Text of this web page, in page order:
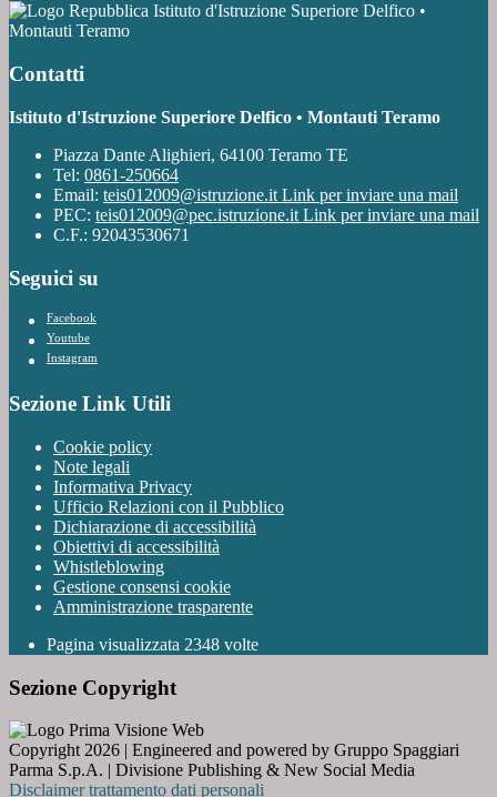
Istituto d'Istruzione Superiore Delfico •
Montauti Teramo
Contatti
Istituto d'Istruzione Superiore Delfico • Montauti Teramo
Piazza Dante Alighieri, 64100 Teramo TE
Tel: 0861-250664
Email: teis012009@istruzione.it Link per inviare una mail
PEC: teis012009@pec.istruzione.it Link per inviare una mail
C.F.: 92043530671
Seguici su
Facebook
Youtube
Instagram
Sezione Link Utili
Cookie policy
Note legali
Informativa Privacy
Ufficio Relazioni con il Pubblico
Dichiarazione di accessibilità
Obiettivi di accessibilità
Whistleblowing
Gestione consensi cookie
Amministrazione trasparente
Pagina visualizzata 2348 volte
Sezione Copyright
Copyright 2026 | Engineered and powered by Gruppo Spaggiari
Parma S.p.A. | Divisione Publishing & New Social Media
Disclaimer trattamento dati personali